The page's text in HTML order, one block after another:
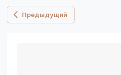
Предыдущий